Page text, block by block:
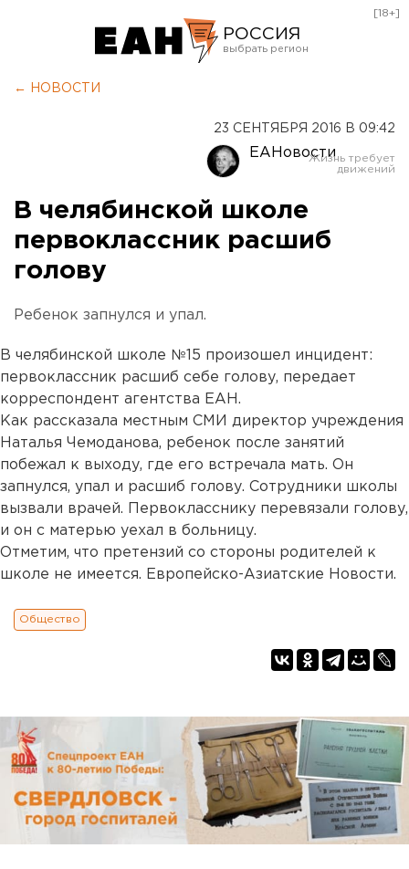
РОССИЯ
Оренбург
[18+]
← НОВОСТИ
23 СЕНТЯБРЯ 2016 В 09:42
ЕАНовости
В челябинской школе
первоклассник расшиб
голову
Ребенок запнулся и упал.
В челябинской школе №15 произошел инцидент:
первоклассник расшиб себе голову, передает
корреспондент агентства ЕАН.
Как рассказала местным СМИ директор учреждения
Наталья Чемоданова, ребенок после занятий
побежал к выходу, где его встречала мать. Он
запнулся, упал и расшиб голову. Сотрудники школы
вызвали врачей. Первокласснику перевязали голову,
и он с матерью уехал в больницу.
Отметим, что претензий со стороны родителей к
школе не имеется. Европейско-Азиатские Новости.
Общество